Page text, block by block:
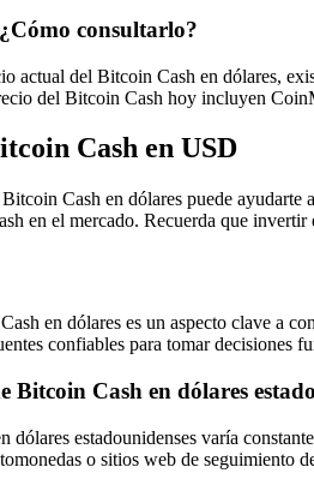
consultarlo?
actual del Bitcoin Cash en dólares,
del Bitcoin Cash hoy incluyen
Cash en USD
Cash en dólares puede
en el mercado. Recuerda que
en dólares es un aspecto clave a
confiables para tomar decisiones
Bitcoin Cash en dólares
dólares estadounidenses varía
o sitios web de seguimiento